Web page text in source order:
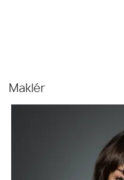
Maklér